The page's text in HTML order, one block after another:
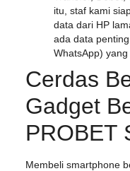
itu, staf kami
data dari HP
ada data
WhatsApp) yang
Cerdas
Gadget
PROBET
Membeli smartphone